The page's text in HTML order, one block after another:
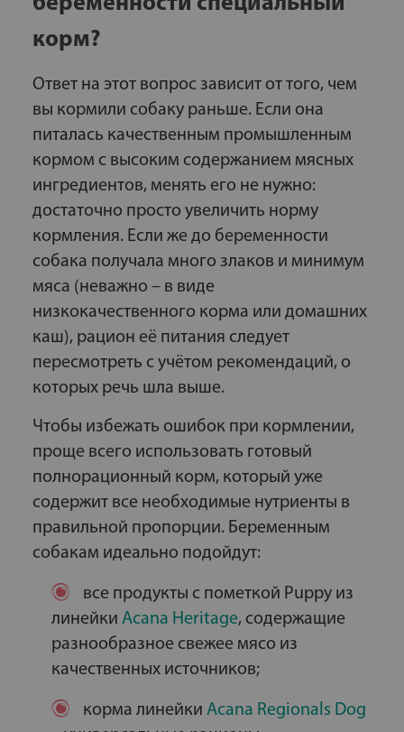
корм?
Ответ на этот вопрос зависит от того, чем
вы кормили собаку раньше. Если она
питалась качественным промышленным
кормом с высоким содержанием мясных
ингредиентов, менять его не нужно:
достаточно просто увеличить норму
кормления. Если же до беременности
собака получала много злаков и минимум
мяса (неважно – в виде
низкокачественного корма или домашних
каш), рацион её питания следует
пересмотреть с учётом рекомендаций, о
которых речь шла выше.
Чтобы избежать ошибок при кормлении,
проще всего использовать готовый
полнорационный корм, который уже
содержит все необходимые нутриенты в
правильной пропорции. Беременным
собакам идеально подойдут:
все продукты с пометкой Puppy из
линейки Acana Heritage, содержащие
разнообразное свежее мясо из
качественных источников;
корма линейки Acana Regionals Dog